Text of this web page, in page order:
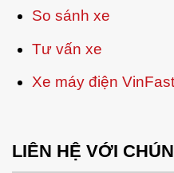
So sánh xe
Tư vấn xe
Xe máy điện VinFast
LIÊN HỆ VỚI